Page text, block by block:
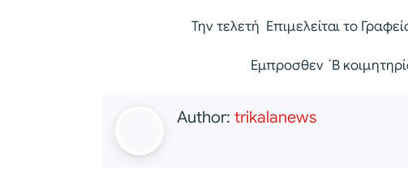
Την τελετή Επιμελείται το
Εμπροσθεν ΄Β
Author: trikalanews